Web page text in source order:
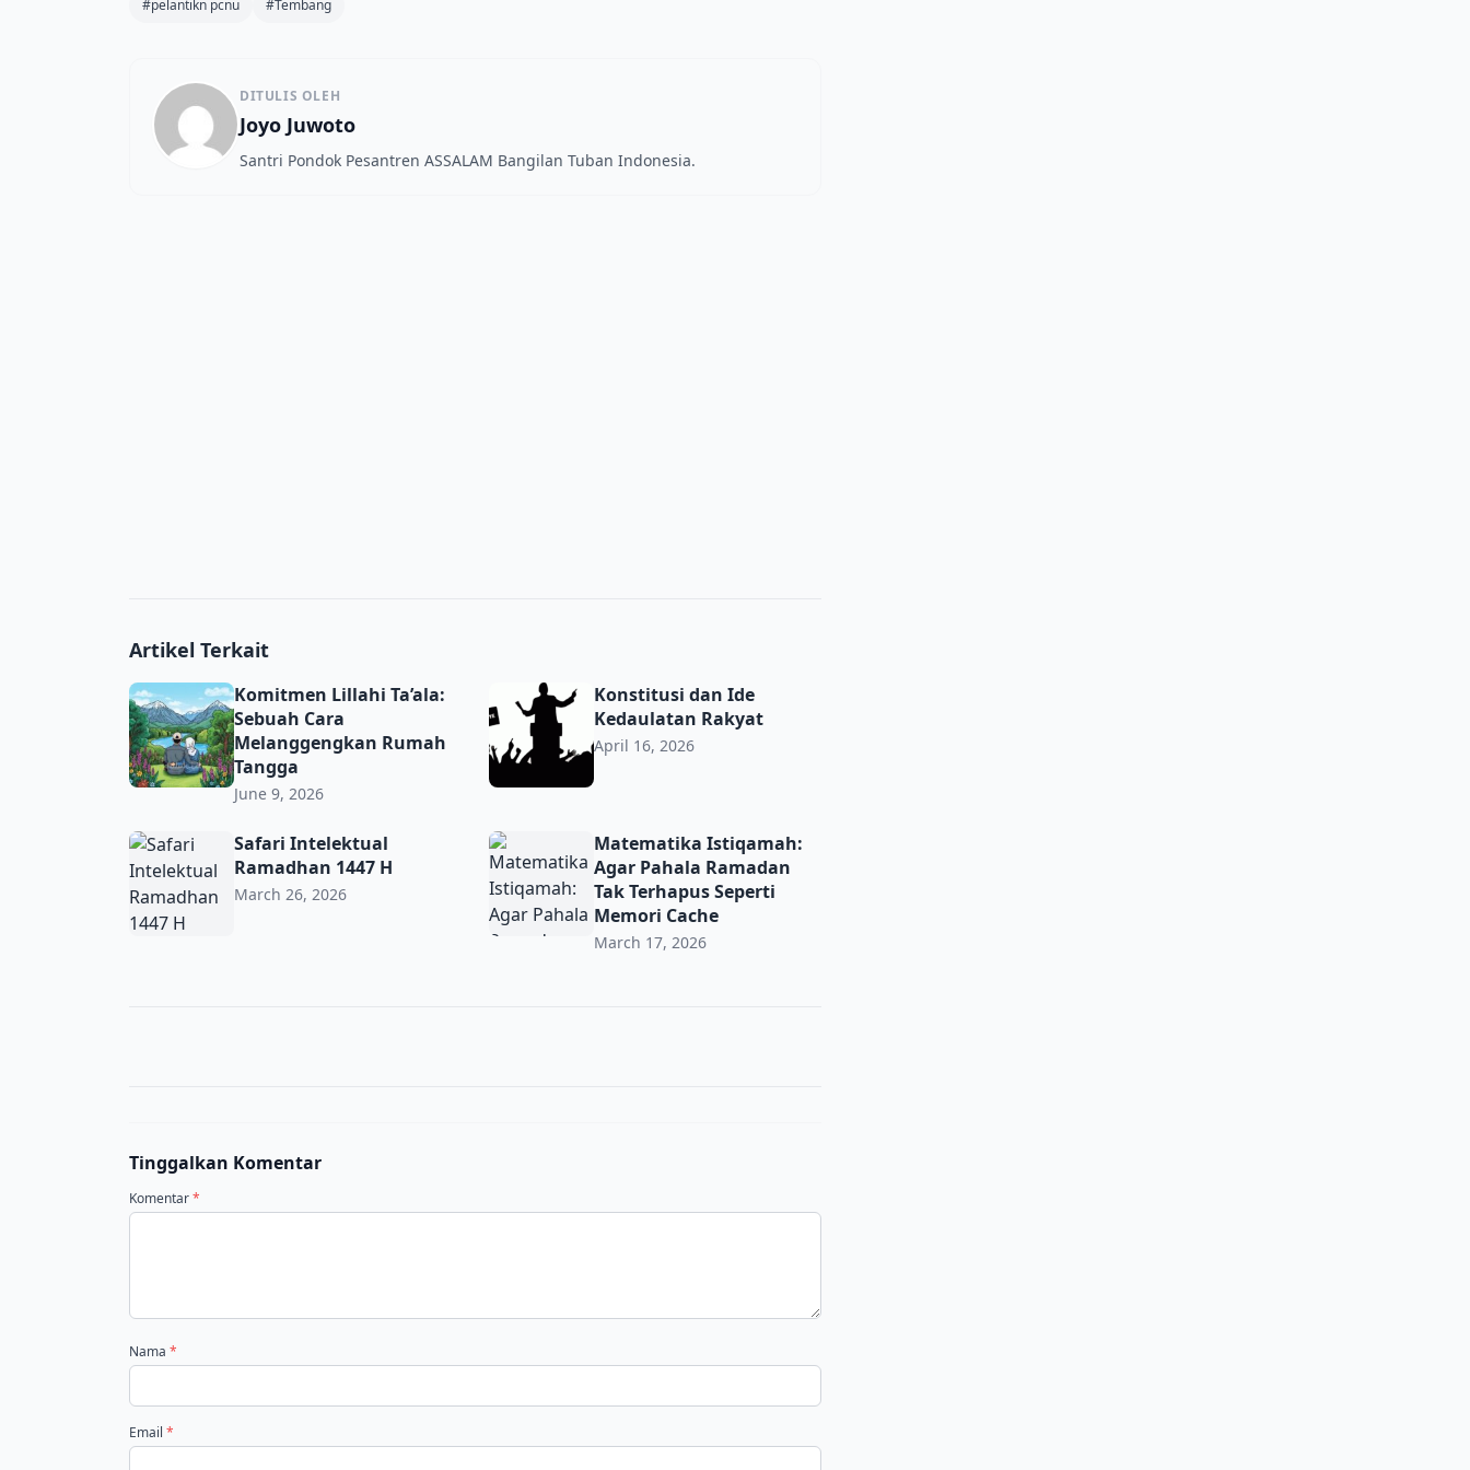
#pelantikn pcnu #Tembang
DITULIS OLEH
Joyo Juwoto
Santri Pondok Pesantren ASSALAM Bangilan Tuban Indonesia.
Artikel Terkait
Komitmen Lillahi Ta’ala: Sebuah Cara Melanggengkan Rumah Tangga
Komitmen Lillahi Ta’ala:
Sebuah Cara
Melanggengkan Rumah
Tangga
June 9, 2026
Konstitusi dan Ide Kedaulatan Rakyat
Konstitusi dan Ide
Kedaulatan Rakyat
April 16, 2026
Safari Intelektual Ramadhan 1447 H
Safari Intelektual
Ramadhan 1447 H
March 26, 2026
Matematika Istiqamah: Agar Pahala Ramadan Tak Terhapus Seperti Memori Cache
Matematika Istiqamah:
Agar Pahala Ramadan
Tak Terhapus Seperti
Memori Cache
March 17, 2026
Tinggalkan Komentar
Komentar*
Nama *
Email *